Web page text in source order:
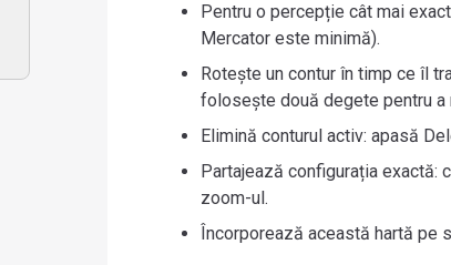
Pentru o percepție cât mai
Mercator este minimă).
Rotește un contur în timp ce îl
folosește două degete pentru a
Elimină conturul activ: apasă
Partajează configurația
zoom-ul.
Încorporează această hartă pe